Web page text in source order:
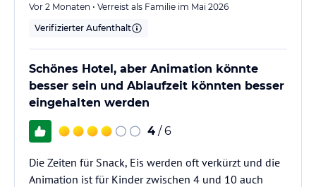
Vor 2 Monaten • Verreist als Familie im Mai 2026
Verifizierter Aufenthalt
Schönes Hotel, aber Animation könnte
besser sein und Ablaufzeit könnten besser
eingehalten werden
4 / 6
Die Zeiten für Snack, Eis werden oft verkürzt und die
Animation ist für Kinder zwischen 4 und 10 auch